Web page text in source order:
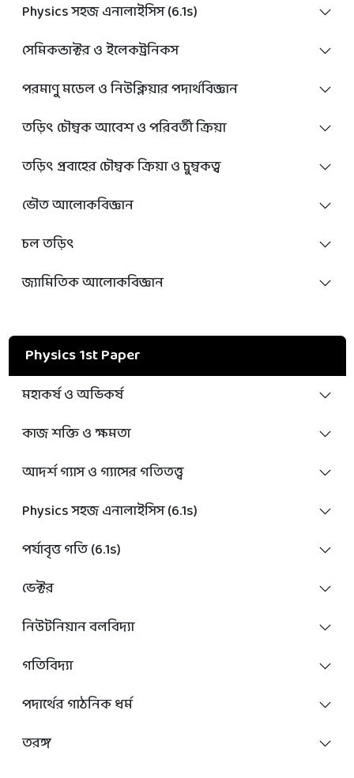
Physics সহজ এনালাইসিস (6.1s)
সেমিকন্ডাক্টর ও ইলেকট্রনিকস
পরমাণু মডেল ও নিউক্লিয়ার পদার্থবিজ্ঞান
তড়িৎ চৌম্বক আবেশ ও পরিবর্তী ক্রিয়া
তড়িৎ প্রবাহের চৌম্বক ক্রিয়া ও চুম্বকত্ব
ভৌত আলোকবিজ্ঞান
চল তড়িৎ
জ্যামিতিক আলোকবিজ্ঞান
Physics 1st Paper
মহাকর্ষ ও অভিকর্ষ
কাজ শক্তি ও ক্ষমতা
আদর্শ গ্যাস ও গ্যাসের গতিতত্ত্ব
Physics সহজ এনালাইসিস (6.1s)
পর্যাবৃত্ত গতি (6.1s)
ভেক্টর
নিউটনিয়ান বলবিদ্যা
গতিবিদ্যা
পদার্থের গাঠনিক ধর্ম
তরঙ্গ